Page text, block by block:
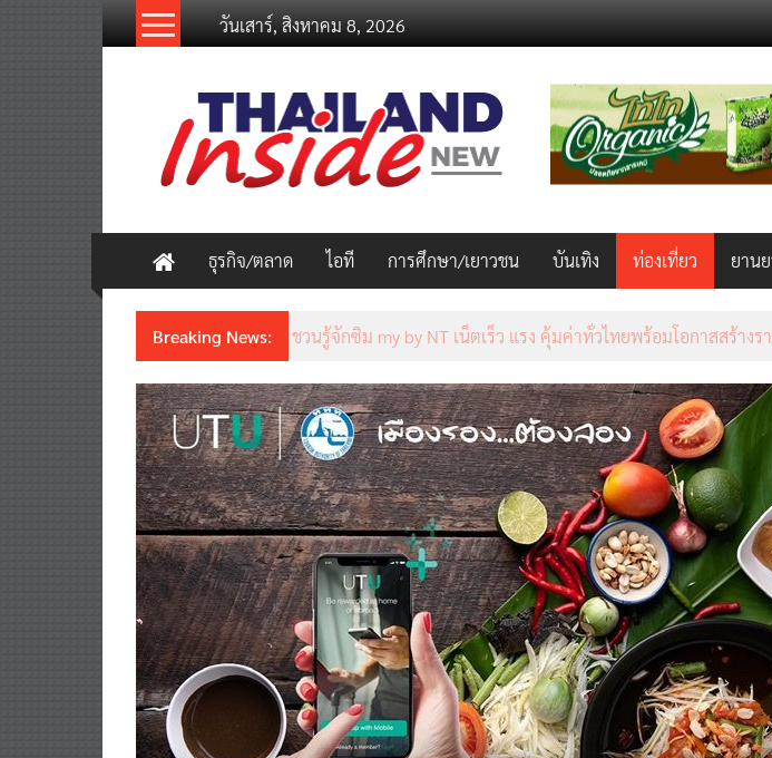
วันเสาร์, สิงหาคม 8, 2026
thailandinsidenew.com
Thailand
Inside
New
ธุรกิจ/ตลาด ไอที การศึกษา/เยาวชน บันเทิง ท่องเที่ยว ยาน
Breaking News: ชวนรู้จักซิม my by NT เน็ตเร็ว แรง คุ้มค่าทั่วไทยพร้อมโอกาสสร้าง